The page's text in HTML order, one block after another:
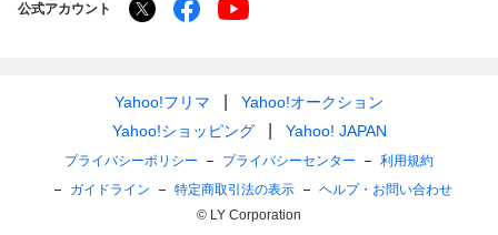
公式アカウント
Yahoo!フリマ
Yahoo!オークション
Yahoo!ショッピング
Yahoo! JAPAN
プライバシーポリシー プライバシーセンター
利用規約
ガイドライン
特定商取引法の表示
ヘルプ・お問い合わせ
© LY Corporation